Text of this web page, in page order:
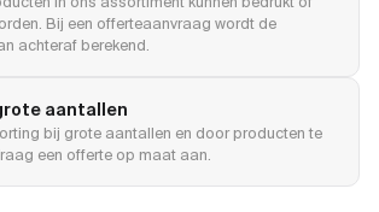
Bij een offerteaanvraag wordt de
achteraf berekend.
aantallen
bij grote aantallen en door producten te
een offerte op maat aan.